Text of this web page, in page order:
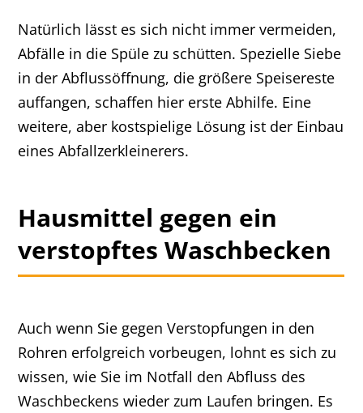
Natürlich lässt es sich nicht immer vermeiden,
Abfälle in die Spüle zu schütten. Spezielle Siebe
in der Abflussöffnung, die größere Speisereste
auffangen, schaffen hier erste Abhilfe. Eine
weitere, aber kostspielige Lösung ist der Einbau
eines Abfallzerkleinerers.
Hausmittel gegen ein
verstopftes Waschbecken
Auch wenn Sie gegen Verstopfungen in den
Rohren erfolgreich vorbeugen, lohnt es sich zu
wissen, wie Sie im Notfall den Abfluss des
Waschbeckens wieder zum Laufen bringen. Es